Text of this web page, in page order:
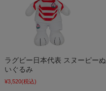
ラグビー日本代表 スヌーピーぬ
いぐるみ
¥3,520(税込)